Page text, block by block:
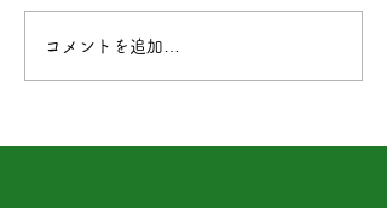
「ひゅるりんぱ2026年7
コメントを追加…